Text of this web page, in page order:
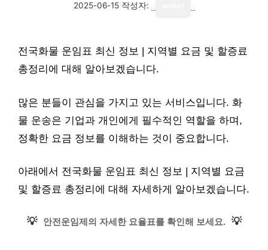
2025-06-15 작성자:
전국화물 운임표 최신 정보 | 지역별 요금 및 할증료
총정리에 대해 알아보겠습니다.
많은 분들이 관심을 가지고 있는 서비스입니다. 화
물 운송은 기업과 개인에게 필수적인 역할을 하며,
정확한 요금 정보를 이해하는 것이 중요합니다.
아래에서 전국화물 운임표 최신 정보 | 지역별 요금
및 할증료 총정리에 대해 자세하게 알아보겠습니다.
💡 안전운임제의 자세한 요율표를 확인해 보세요. 💡